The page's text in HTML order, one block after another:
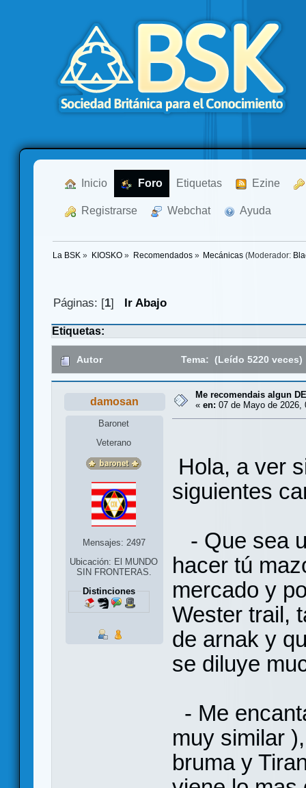
Inicio Foro Etiquetas Ezine
Registrarse Webchat Ayuda
La BSK » KIOSKO» Recomendados» Mecánicas (Moderador:
Páginas: [1] Ir Abajo
Etiquetas:
Autor Tema: (Leído 5220 veces)
damosan
Baronet
Veterano
Mensajes: 2497
Ubicación: El MUNDO
SIN FRONTERAS.
Distinciones
Me recomendais algun
« en: 07 de Mayo de 2026,
Hola, a ver
siguientes
- Que sea
hacer tú
mercado y
Wester trail,
de arnak y
se diluye
- Me
muy similar
bruma y